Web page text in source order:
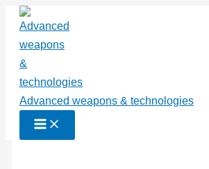
Перейти
содержимому
Advanced weapons & technologies